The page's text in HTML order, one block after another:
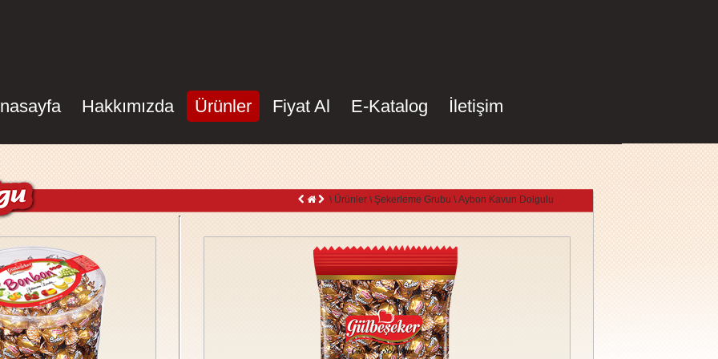
\ Ürünler \ Şekerleme Grubu \ Aybon Kavun Dolgulu
Hakkımızda Ürünler Fiyat Al E-Katalog İletişim